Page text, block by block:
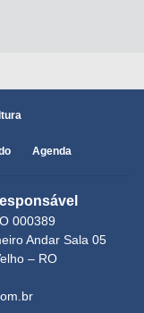
Agenda
000389
Andar Sala 05
– RO